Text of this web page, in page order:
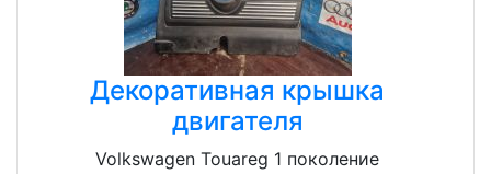
Декоративная крышка
двигателя
Volkswagen Touareg 1 поколение